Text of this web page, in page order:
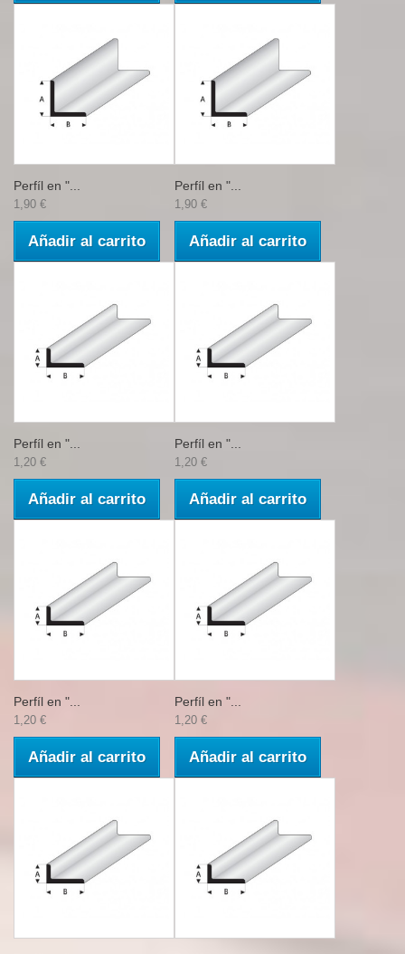
Perfíl en "...
1,90 €
Añadir al carrito
Perfíl en "...
1,90 €
Añadir al carrito
Perfíl en "...
1,20 €
Añadir al carrito
Perfíl en "...
1,20 €
Añadir al carrito
Perfíl en "...
1,20 €
Añadir al carrito
Perfíl en "...
1,20 €
Añadir al carrito